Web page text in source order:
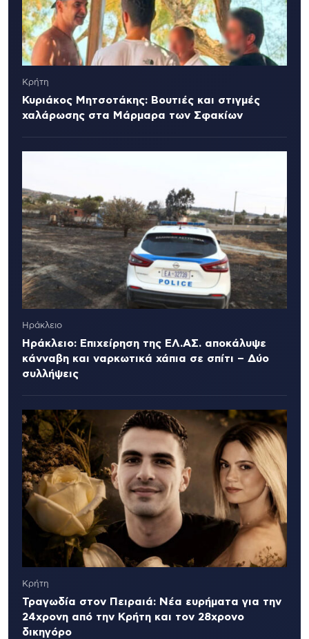
Κρήτη
Κυριάκος Μητσοτάκης: Βουτιές και στιγμές
χαλάρωσης στα Μάρμαρα των Σφακίων
Ηράκλειο
Ηράκλειο: Επιχείρηση της ΕΛ.ΑΣ. αποκάλυψε
κάνναβη και ναρκωτικά χάπια σε σπίτι – Δύο
συλλήψεις
Κρήτη
Τραγωδία στον Πειραιά: Νέα ευρήματα για την
24χρονη από την Κρήτη και τον 28χρονο
δικηγόρο